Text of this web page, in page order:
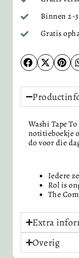
Binnen 2-
Gratis
Washi Tape
notitieboekje
do voor die
Iedere
Rol is
The
Extra
Overig